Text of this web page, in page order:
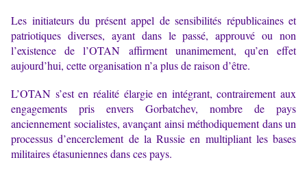
Les initiateurs du présent appel de sensibilités républicaines et
patriotiques diverses, ayant dans le passé, approuvé ou non
l’existence de l’OTAN affirment unanimement, qu’en effet
aujourd’hui, cette organisation n’a plus de raison d’être.
L’OTAN s’est en réalité élargie en intégrant, contrairement aux
engagements pris envers Gorbatchev, nombre de pays
anciennement socialistes, avançant ainsi méthodiquement dans un
processus d’encerclement de la Russie en multipliant les bases
militaires étasuniennes dans ces pays.